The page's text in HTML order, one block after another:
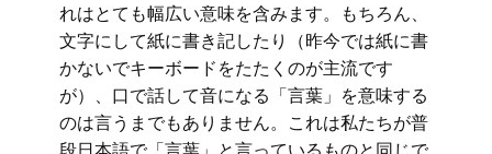
れはとても幅広い意味を含みます。もちろん、
文字にして紙に書き記したり（昨今では紙に書
かないでキーボードをたたくのが主流です
が）、口で話して音になる「言葉」を意味する
のは言うまでもありません。これは私たちが普